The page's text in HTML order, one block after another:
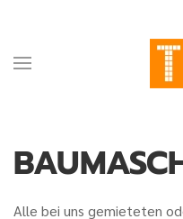
Alle bei uns gemieteten